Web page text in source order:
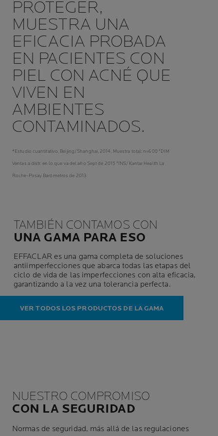
PROTEGER,
MUESTRA UNA
EFICACIA PROBADA
EN PACIENTES CON
PIEL CON ACNÉ QUE
VIVEN EN
AMBIENTES
CONTAMINADOS.
*Estudio cuantitativo, Beijing/Shanghai, 2014, Muestra total: n=600 ²DIM
Ventas a distr. en lo que va del año Sept de 2015 ³INS/Kantar Health La
Roche-Posay Barómetros de 2013
TAMBIÉN CONTAMOS CON
UNA GAMA PARA ESO
EFFACLAR es una gama completa de soluciones
antiimperfecciones que abarca todas las etapas del
ciclo de vida de las imperfecciones con alta eficacia,
garantizando a la vez una tolerancia perfecta.
VER TODOS LOS PRODUCTOS DE LA GAMA
NUESTRO COMPROMISO
CON LA SEGURIDAD
Normas de seguridad, más allá de las regulaciones